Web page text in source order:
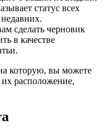
статус всех
сделать черновик
в качестве
которую, вы можете
расположение,